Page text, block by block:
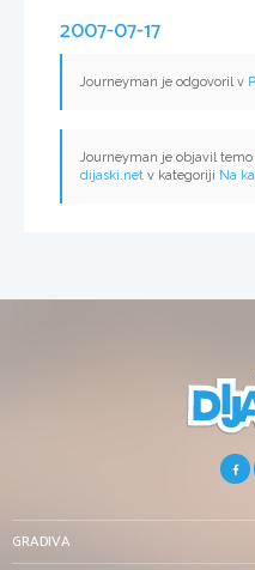
2007-07-17
Journeyman je odgovoril v
Journeyman je objavil temo
dijaski.net v kategoriji Na
GRADIVA